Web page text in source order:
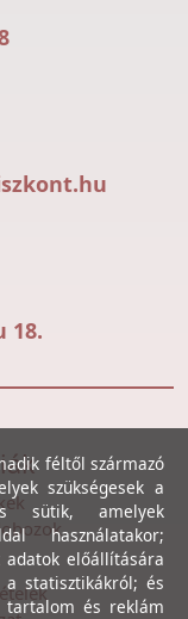
18.
féltől származó
szükségesek a
sütik, amelyek
használatakor;
előállítására
a statisztikákról; és
tartalom és reklám